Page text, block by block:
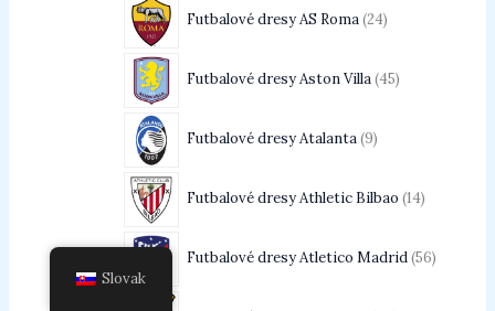
Futbalové dresy AS Roma 24
Futbalové dresy Aston Villa 45
Futbalové dresy Atalanta 9
Futbalové dresy Athletic Bilbao 14
Futbalové dresy Atletico Madrid 56
Slovak